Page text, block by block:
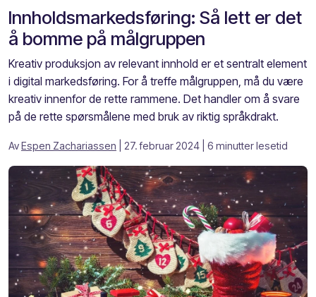
Innholdsmarkedsføring: Så lett er det
å bomme på målgruppen
Kreativ produksjon av relevant innhold er et sentralt element
i digital markedsføring. For å treffe målgruppen, må du være
kreativ innenfor de rette rammene. Det handler om å svare
på de rette spørsmålene med bruk av riktig språkdrakt.
AvEspen Zachariassen | 27. februar 2024 | 6 minutter lesetid